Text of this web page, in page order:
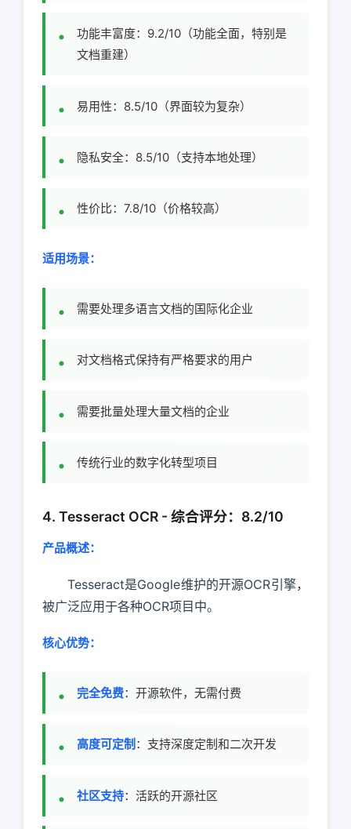
功能丰富度：9.2/10（功能全面，特别是
文档重建）
易用性：8.5/10（界面较为复杂）
隐私安全：8.5/10（支持本地处理）
性价比：7.8/10（价格较高）
适用场景：
需要处理多语言文档的国际化企业
对文档格式保持有严格要求的用户
需要批量处理大量文档的企业
传统行业的数字化转型项目
4. Tesseract OCR - 综合评分：8.2/10
产品概述：
Tesseract是Google维护的开源OCR引擎，
被广泛应用于各种OCR项目中。
核心优势：
完全免费：开源软件，无需付费
高度可定制 ：支持深度定制和二次开发
社区支持：活跃的开源社区